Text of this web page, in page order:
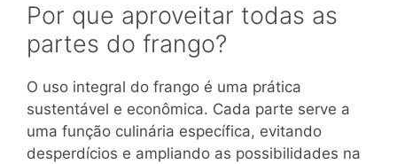
Por que aproveitar todas as
partes do frango?
O uso integral do frango é uma prática
sustentável e econômica. Cada parte serve a
uma função culinária específica, evitando
desperdícios e ampliando as possibilidades na